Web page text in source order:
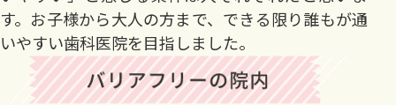
す。お子様から大人の方まで、できる限り誰もが通
いやすい歯科医院を目指しました。